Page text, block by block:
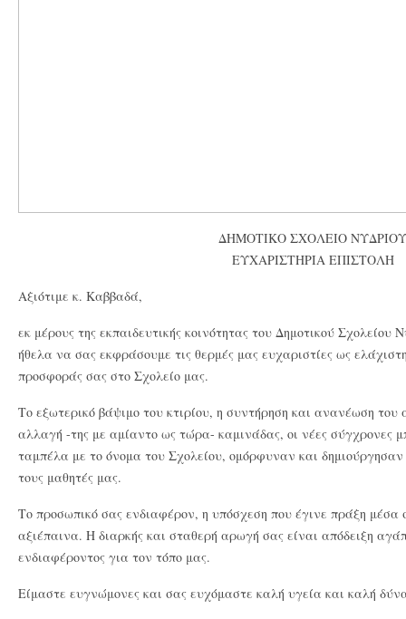
ΔΗΜΟΤΙΚΟ ΣΧΟΛΕΙΟ ΝΥΔΡΙΟΥ
ΕΥΧΑΡΙΣΤΗΡΙΑ ΕΠΙΣΤΟΛΗ
Αξιότιμε κ. Καββαδά,
εκ μέρους της εκπαιδευτικής κοινότητας του Δημοτικού
ήθελα να σας εκφράσουμε τις θερμές μας ευχαριστίες ως
προσφοράς σας στο Σχολείο μας.
Το εξωτερικό βάψιμο του κτιρίου, η συντήρηση και ανανέωση του
αλλαγή -της με αμίαντο ως τώρα- καμινάδας, οι νέες σύγχρονες
ταμπέλα με το όνομα του Σχολείου, ομόρφυναν και δημιούργησαν
τους μαθητές μας.
Το προσωπικό σας ενδιαφέρον, η υπόσχεση που έγινε πράξη μέσα
αξιέπαινα. Η διαρκής και σταθερή αρωγή σας είναι απόδειξη
ενδιαφέροντος για τον τόπο μας.
Είμαστε ευγνώμονες και σας ευχόμαστε καλή υγεία και καλή